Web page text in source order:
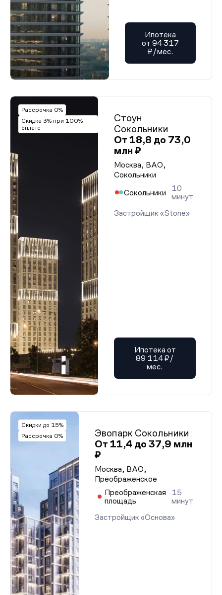
Ипотека
от 94 317
₽/мес.
Рассрочка 0%
Скидка 3% при 100%
оплате
Стоун
Сокольники
От 18,8 до 73,0
млн ₽
Москва, ВАО,
Сокольники
Сокольники
10
минут
Застройщик «Stone»
Ипотека от
89 114 ₽/
мес.
Скидки до 15%
Рассрочка 0%
Эвопарк Сокольники
От 11,4 до 37,9 млн
₽
Москва, ВАО,
Преображенское
Преображенская
площадь
15
минут
Застройщик «Основа»